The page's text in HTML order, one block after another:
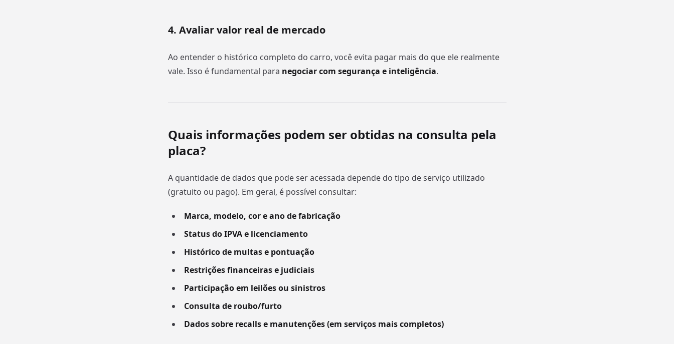
4. Avaliar valor real de mercado
Ao entender o histórico completo do carro, você evita pagar mais do que ele realmente
vale. Isso é fundamental para negociar com segurança e inteligência.
Quais informações podem ser obtidas na consulta pela
placa?
A quantidade de dados que pode ser acessada depende do tipo de serviço utilizado
(gratuito ou pago). Em geral, é possível consultar:
Marca, modelo, cor e ano de fabricação
Status do IPVA e licenciamento
Histórico de multas e pontuação
Restrições financeiras e judiciais
Participação em leilões ou sinistros
Consulta de roubo/furto
Dados sobre recalls e manutenções (em serviços mais completos)